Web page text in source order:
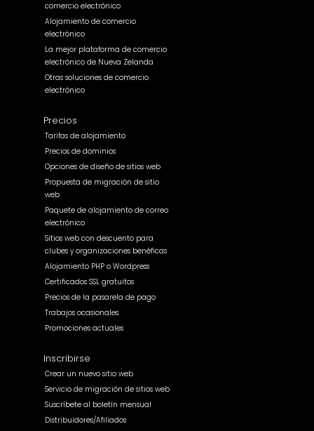
comercio electrónico
Alojamiento de comercio
electrónico
La mejor plataforma de comercio
electrónico de Nueva Zelanda
Otras soluciones de comercio
electrónico
Precios
Tarifas de alojamiento
Precios de dominios
Opciones de diseño de sitios web
Propuesta de migración de sitio
web
Paquete de alojamiento de correo
electrónico
Sitios web con descuento para
clubes y organizaciones benéficas
Alojamiento PHP o Wordpress
Certificados SSL gratuitos
Precios de la pasarela de pago
Trabajos ocasionales
Promociones actuales
Inscribirse
Crear un nuevo sitio web
Servicio de migración de sitios web
Suscríbete al boletín mensual
Distribuidores/Afiliados